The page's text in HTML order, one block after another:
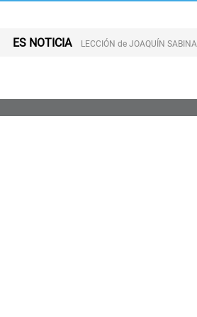
ES NOTICIA LECCIÓN de JOAQUÍN SABINA